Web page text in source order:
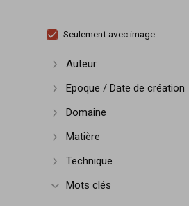
Seulement avec image
Afficher plus
Auteur
Afficher plus
Epoque / Date de création
Afficher plus
Domaine
Afficher plus
Matière
Afficher plus
Technique
Afficher plus
Mots clés